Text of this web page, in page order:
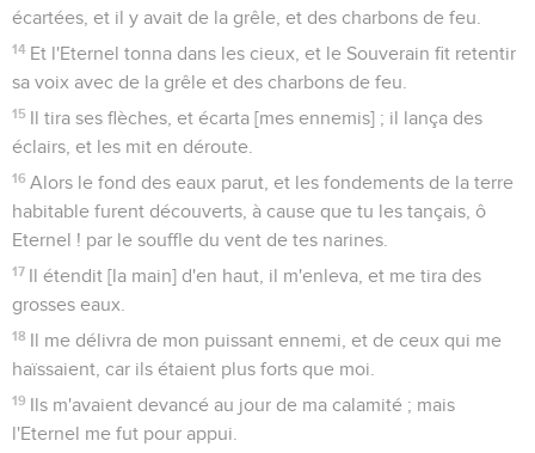
écartées, et il y avait de la grêle, et des charbons de feu.
14 Et l'Eternel tonna dans les cieux, et le Souverain fit retentir
sa voix avec de la grêle et des charbons de feu.
15 Il tira ses flèches, et écarta [mes ennemis] ; il lança des
éclairs, et les mit en déroute.
16 Alors le fond des eaux parut, et les fondements de la terre
habitable furent découverts, à cause que tu les tançais, ô
Eternel ! par le souffle du vent de tes narines.
17 Il étendit [la main] d'en haut, il m'enleva, et me tira des
grosses eaux.
18 Il me délivra de mon puissant ennemi, et de ceux qui me
haïssaient, car ils étaient plus forts que moi.
19 Ils m'avaient devancé au jour de ma calamité ; mais
l'Eternel me fut pour appui.